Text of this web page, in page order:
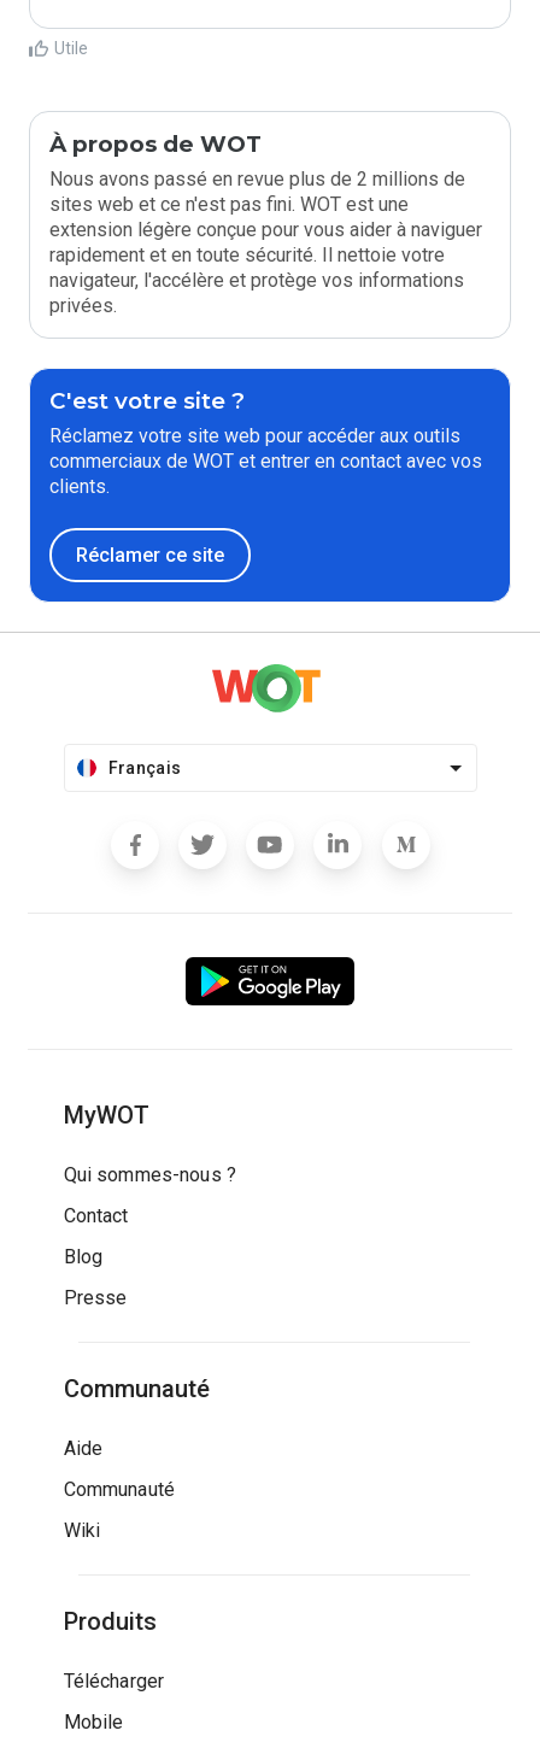
Utile
À propos de WOT
Nous avons passé en revue plus de 2 millions de
sites web et ce n'est pas fini. WOT est une
extension légère conçue pour vous aider à naviguer
rapidement et en toute sécurité. Il nettoie votre
navigateur, l'accélère et protège vos informations
privées.
C'est votre site ?
Réclamez votre site web pour accéder aux outils
commerciaux de WOT et entrer en contact avec vos
clients.
Réclamer ce site
Français
MyWOT
Qui sommes-nous ?
Contact
Blog
Presse
Communauté
Aide
Communauté
Wiki
Produits
Télécharger
Mobile